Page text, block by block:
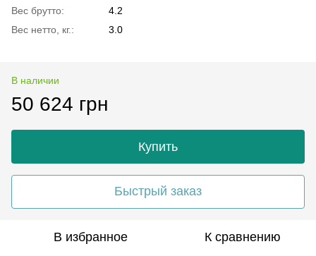
Вес брутто:
4.2
Вес нетто, кг.:
3.0
В наличии
50 624 грн
Купить
Быстрый заказ
В избранное К сравнению